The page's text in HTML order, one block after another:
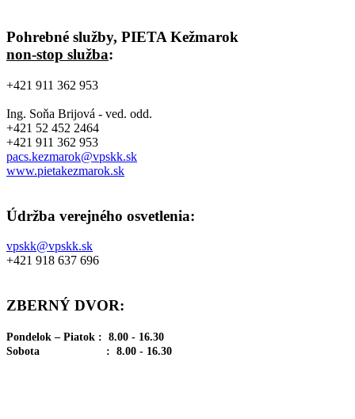
Pohrebné služby, PIETA Kežmarok
non-stop služba:
+421 911 362 953
Ing. Soňa Brijová - ved. odd.
+421 52 452 2464
+421 911 362 953
pacs.kezmarok@vpskk.sk
www.pietakezmarok.sk
Údržba verejného osvetlenia:
vpskk@vpskk.sk
+421 918 637 696
ZBERNÝ DVOR:
Pondelok – Piatok : 8.00 - 16.30
Sobota : 8.00 - 16.30